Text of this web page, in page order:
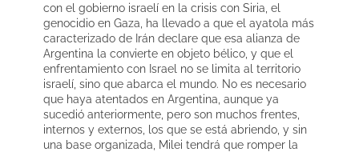
con el gobierno israelí en la crisis con Siria, el
genocidio en Gaza, ha llevado a que el ayatola más
caracterizado de Irán declare que esa alianza de
Argentina la convierte en objeto bélico, y que el
enfrentamiento con Israel no se limita al territorio
israelí, sino que abarca el mundo. No es necesario
que haya atentados en Argentina, aunque ya
sucedió anteriormente, pero son muchos frentes,
internos y externos, los que se está abriendo, y sin
una base organizada, Milei tendrá que romper la